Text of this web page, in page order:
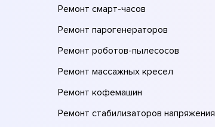
Ремонт смарт-часов
Ремонт парогенераторов
Ремонт роботов-пылесосов
Ремонт массажных кресел
Ремонт кофемашин
Ремонт стабилизаторов напряжения